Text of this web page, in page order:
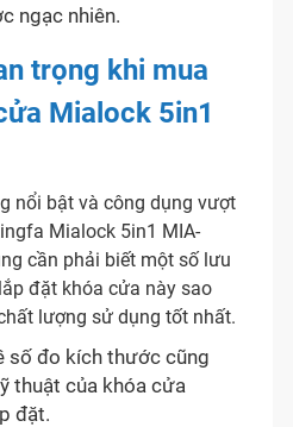
ngạc nhiên.
trọng khi mua
Mialock 5in1
nổi bật và công dụng vượt
Mialock 5in1 MIA-
cần phải biết một số lưu
đặt khóa cửa này sao
lượng sử dụng tốt nhất.
số đo kích thước cũng
thuật của khóa cửa
đặt.